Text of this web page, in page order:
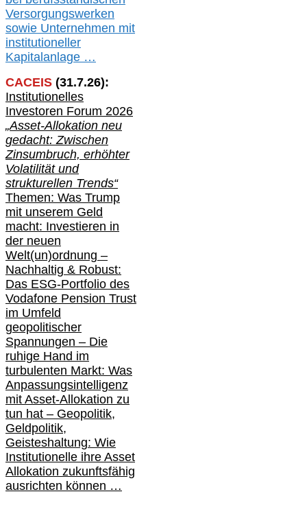
Versorgungswerken
sowie Unternehmen mit
institutioneller
Kapitalanlage …
CACEIS (31.7.26):
Institutionelles
Investoren Forum 2026
„Asset-Allokation neu
gedacht: Zwischen
Zinsumbruch, erhöhter
Volatilität und
strukturellen Trends“
Themen: Was Trump
mit unserem Geld
macht: Investieren in
der neuen
Welt(un)ordnung –
Nachhaltig & Robust:
Das ESG-Portfolio des
Vodafone Pension Trust
im Umfeld
geopolitischer
Spannungen – Die
ruhige Hand im
turbulenten Markt: Was
Anpassungsintelligenz
mit Asset-Allokation zu
tun hat – Geopolitik,
Geldpolitik,
Geisteshaltung: Wie
Institutionelle ihre Asset
Allokation zukunftsfähig
ausrichten können …